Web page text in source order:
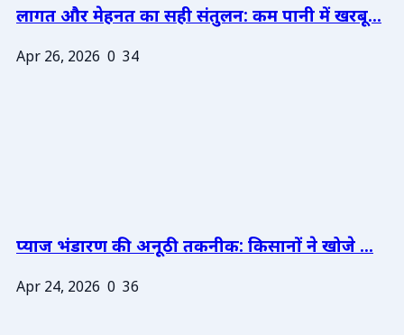
लागत और मेहनत का सही संतुलन: कम पानी में खरबू...
Apr 26, 2026 0 34
प्याज भंडारण की अनूठी तकनीक: किसानों ने खोजे ...
Apr 24, 2026 0 36